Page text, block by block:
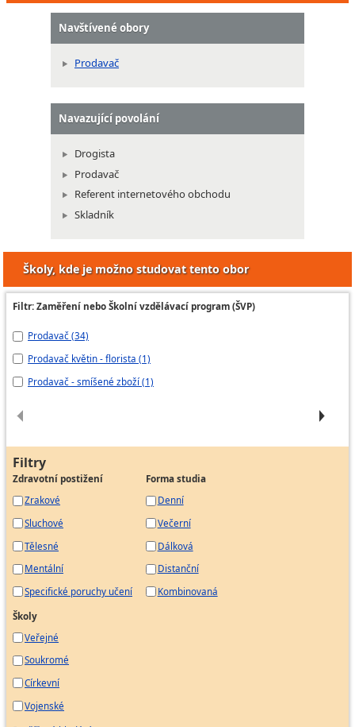
Navštívené obory
Prodavač
Navazující povolání
Drogista
Prodavač
Referent internetového obchodu
Skladník
Školy, kde je možno studovat tento obor
Filtr: Zaměření nebo Školní vzdělávací program (ŠVP)
Prodavač (34)
Prodavač květin - florista (1)
Prodavač - smíšené zboží (1)
Filtry
Zdravotní postižení
Zrakové
Sluchové
Tělesné
Mentální
Specifické poruchy učení
Forma studia
Denní
Večerní
Dálková
Distanční
Kombinovaná
Školy
Veřejné
Soukromé
Církevní
Vojenské